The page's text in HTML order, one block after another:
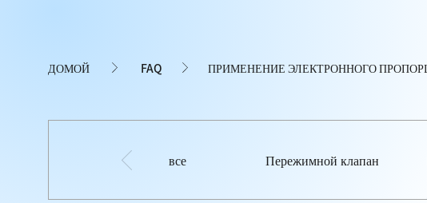
ДОМОЙ FAQ ПРИМЕНЕНИЕ ЭЛЕКТРОННОГО
все Пережимной клапан